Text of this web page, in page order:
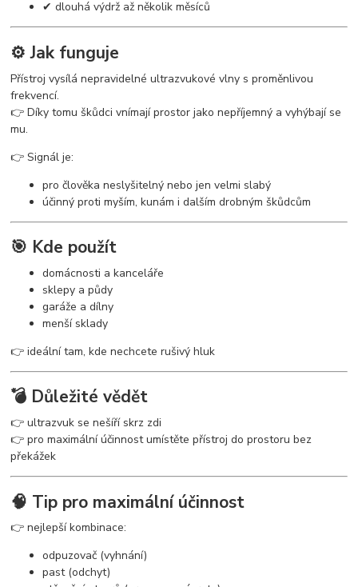
✔ dlouhá výdrž až několik měsíců
⚙️ Jak funguje
Přístroj vysílá nepravidelné ultrazvukové vlny s proměnlivou
frekvencí.
👉 Díky tomu škůdci vnímají prostor jako nepříjemný a vyhýbají se
mu.
👉 Signál je:
pro člověka neslyšitelný nebo jen velmi slabý
účinný proti myším, kunám i dalším drobným škůdcům
🎯 Kde použít
domácnosti a kanceláře
sklepy a půdy
garáže a dílny
menší sklady
👉 ideální tam, kde nechcete rušivý hluk
💣 Důležité vědět
👉 ultrazvuk se nešíří skrz zdi
👉 pro maximální účinnost umístěte přístroj do prostoru bez
překážek
🧠 Tip pro maximální účinnost
👉 nejlepší kombinace:
odpuzovač (vyhnání)
past (odchyt)